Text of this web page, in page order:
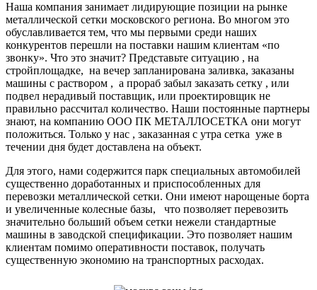
Наша компания занимает лидирующие позиции на рынке
металлической сетки московского региона. Во многом это
обуславливается тем, что мы первыми среди наших
конкурентов перешли на поставки нашим клиентам «по
звонку». Что это значит? Представьте ситуацию , на
стройплощадке, на вечер запланирована заливка, заказаны
машины с раствором , а прораб забыл заказать сетку , или
подвел нерадивый поставщик, или проектировщик не
правильно рассчитал количество. Наши постоянные партнеры
знают, на компанию ООО ПК МЕТАЛЛОСЕТКА они могут
положиться. Только у нас , заказанная с утра сетка уже в
течении дня будет доставлена на объект.
Для этого, нами содержится парк специальных автомобилей
существенно доработанных и приспособленных для
перевозки металлической сетки. Они имеют нарощеные борта
и увеличенные колесные базы, что позволяет перевозить
значительно больший объем сетки нежели стандартные
машины в заводской спецификации. Это позволяет нашим
клиентам помимо оперативности поставок, получать
существенную экономию на транспортных расходах.